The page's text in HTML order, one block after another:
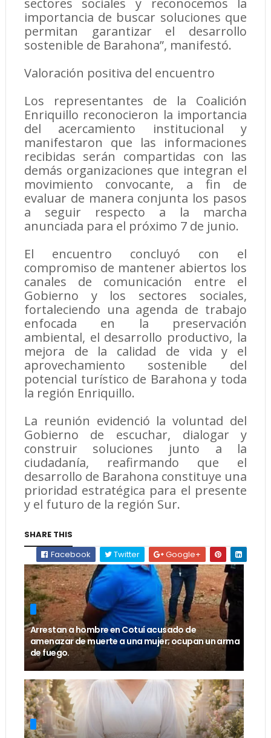
sectores sociales y reconocemos la
importancia de buscar soluciones que
permitan garantizar el desarrollo
sostenible de Barahona”, manifestó.
Valoración positiva del encuentro
Los representantes de la Coalición
Enriquillo reconocieron la importancia
del acercamiento institucional y
manifestaron que las informaciones
recibidas serán compartidas con las
demás organizaciones que integran el
movimiento convocante, a fin de
evaluar de manera conjunta los pasos
a seguir respecto a la marcha
anunciada para el próximo 7 de junio.
El encuentro concluyó con el
compromiso de mantener abiertos los
canales de comunicación entre el
Gobierno y los sectores sociales,
fortaleciendo una agenda de trabajo
enfocada en la preservación
ambiental, el desarrollo productivo, la
mejora de la calidad de vida y el
aprovechamiento sostenible del
potencial turístico de Barahona y toda
la región Enriquillo.
La reunión evidenció la voluntad del
Gobierno de escuchar, dialogar y
construir soluciones junto a la
ciudadanía, reafirmando que el
desarrollo de Barahona constituye una
prioridad estratégica para el presente
y el futuro de la región Sur.
SHARE THIS
Facebook
Twitter Google+
Arrestan a hombre en Cotuí acusado de
amenazar de muerte a una mujer; ocupan un arma
de fuego.